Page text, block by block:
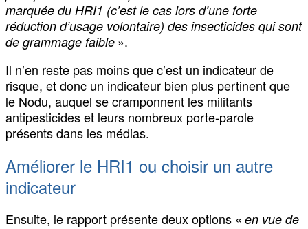
marquée du HRI1 (c’est le cas lors d’une forte
réduction d’usage volontaire) des insecticides qui sont
de grammage faible ».
Il n’en reste pas moins que c’est un indicateur de
risque, et donc un indicateur bien plus pertinent que
le Nodu, auquel se cramponnent les militants
antipesticides et leurs nombreux porte-parole
présents dans les médias.
Améliorer le HRI1 ou choisir un autre
indicateur
Ensuite, le rapport présente deux options « en vue de